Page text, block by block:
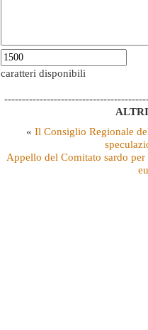
caratteri disponibili
« Il Consiglio Regionale
Appello del Comitato sardo